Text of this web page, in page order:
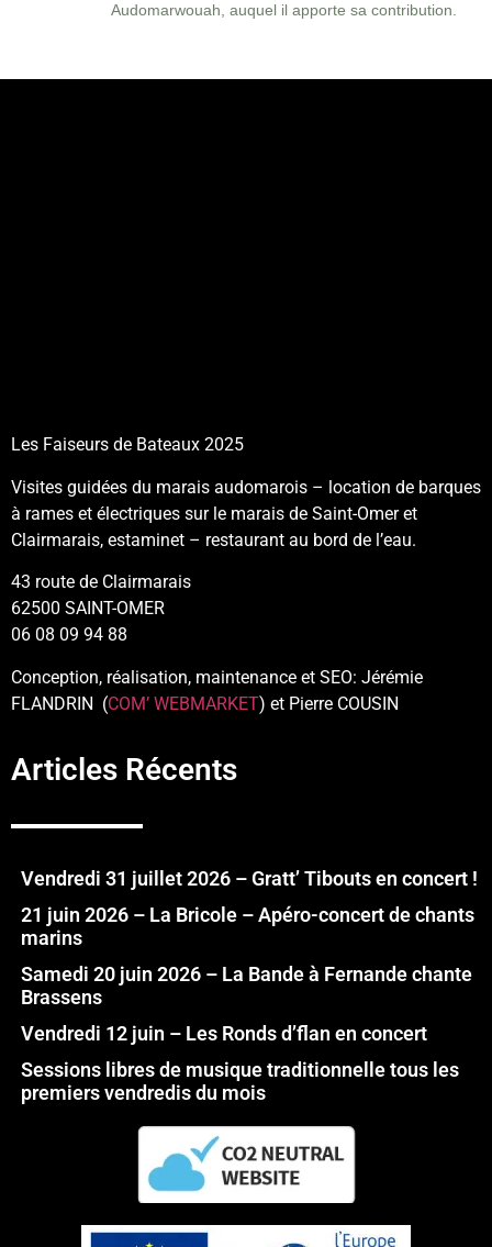
Audomarwouah, auquel il apporte sa contribution.
Les Faiseurs de Bateaux 2025
Visites guidées du marais audomarois – location de barques
à rames et électriques sur le marais de Saint-Omer et
Clairmarais, estaminet – restaurant au bord de l’eau.
43 route de Clairmarais
62500 SAINT-OMER
06 08 09 94 88
Conception, réalisation, maintenance et SEO: Jérémie
FLANDRIN (COM’ WEBMARKET) et Pierre COUSIN
Articles Récents
Vendredi 31 juillet 2026 – Gratt’ Tibouts en concert !
21 juin 2026 – La Bricole – Apéro-concert de chants
marins
Samedi 20 juin 2026 – La Bande à Fernande chante
Brassens
Vendredi 12 juin – Les Ronds d’flan en concert
Sessions libres de musique traditionnelle tous les
premiers vendredis du mois